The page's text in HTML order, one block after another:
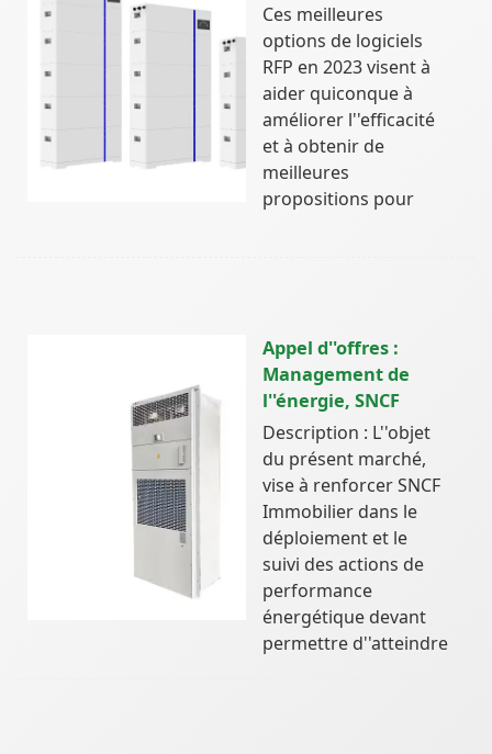
Ces meilleures
options de logiciels
RFP en 2023 visent à
aider quiconque à
améliorer l''efficacité
et à obtenir de
meilleures
propositions pour
Appel d''offres :
Management de
l''énergie, SNCF
Description : L''objet
du présent marché,
vise à renforcer SNCF
Immobilier dans le
déploiement et le
suivi des actions de
performance
énergétique devant
permettre d''atteindre